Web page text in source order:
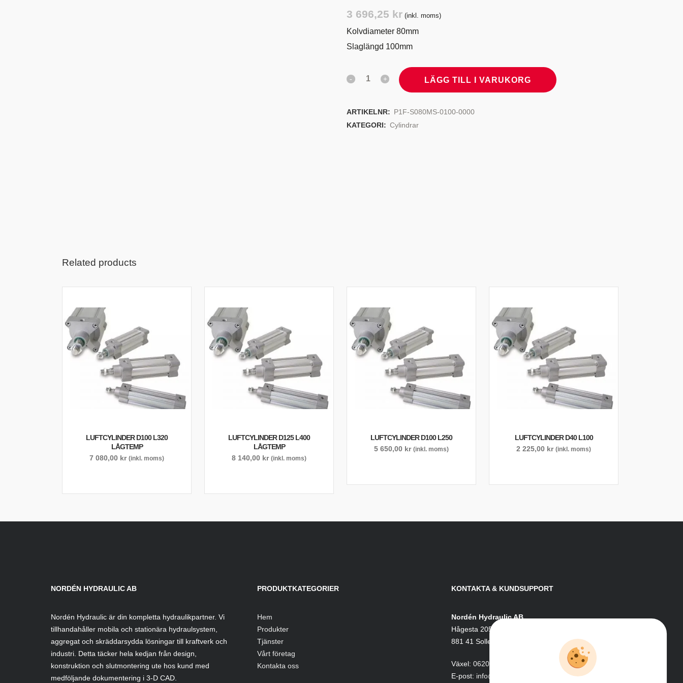
3 696,25 kr (inkl. moms)
Kolvdiameter 80mm
Slaglängd 100mm
LÄGG TILL I VARUKORG
ARTIKELNR: P1F-S080MS-0100-0000
KATEGORI: Cylindrar
Related products
LUFTCYLINDER D100 L320
LÅGTEMP
7 080,00 kr (inkl. moms)
LUFTCYLINDER D125 L400
LÅGTEMP
8 140,00 kr (inkl. moms)
LUFTCYLINDER D100 L250
5 650,00 kr (inkl. moms)
LUFTCYLINDER D40 L100
2 225,00 kr (inkl. moms)
NORDÉN HYDRAULIC AB
Nordén Hydraulic är din kompletta hydraulikpartner. Vi
tillhandahåller mobila och stationära hydraulsystem,
aggregat och skräddarsydda lösningar till kraftverk och
industri. Detta täcker hela kedjan från design,
konstruktion och slutmontering ute hos kund med
medföljande dokumentering i 3-D CAD.
PRODUKTKATEGORIER
Hem
Produkter
Tjänster
Vårt företag
Kontakta oss
KONTAKTA & KUNDSUPPORT
Nordén Hydraulic AB
Hågesta 205
881 41 Sollefteå
Växel: 0620-161 41
E-post: info@nordenhydraulic.se